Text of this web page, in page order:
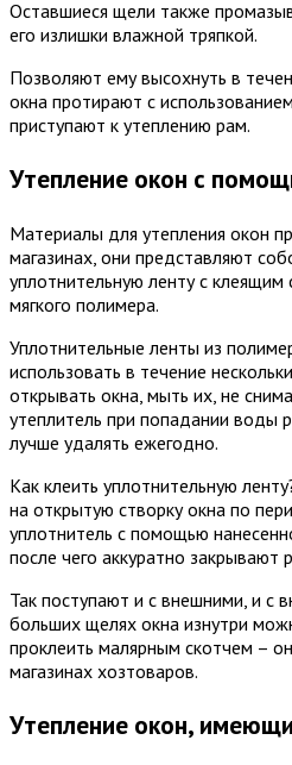
Оставшиеся щели также
его излишки влажной тряпкой.
Позволяют ему высохнуть в
окна протирают с
приступают к утеплению рам.
Утепление окон с
Материалы для утепления окон
магазинах, они представляют
уплотнительную ленту с
мягкого полимера.
Уплотнительные ленты из
использовать в течение
открывать окна, мыть их, не
утеплитель при попадании воды
лучше удалять ежегодно.
Как клеить уплотнительную
на открытую створку окна по
уплотнитель с помощью
после чего аккуратно закрывают
Так поступают и с внешними, и с
больших щелях окна изнутри
проклеить малярным скотчем –
магазинах хозтоваров.
Утепление окон,